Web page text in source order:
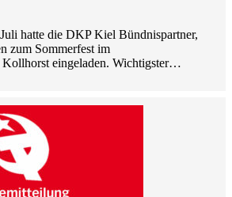
hatte die DKP Kiel Bündnispartner,
zum Sommerfest im
Kollhorst eingeladen. Wichtigster…